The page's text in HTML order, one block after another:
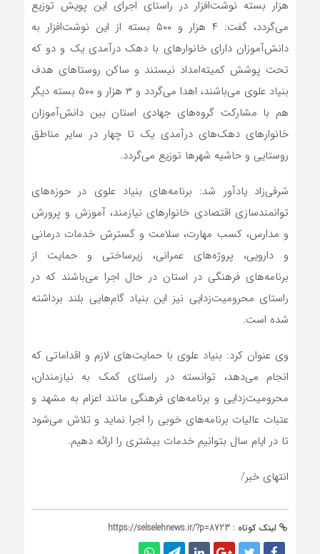
هزار بسته نوشت‌افزار در راستای اجرای این پویش توزیع
می‌گردد، گفت: ۴ هزار و ۵۰۰ بسته از این نوشت‌افزار به
دانش‌آموزان دارای خانوارهای با دهک‌ درآمدی یک و دو که
تحت پوشش کمیته‌امداد نیستند و ساکن روستاهای هدف
بنیاد علوی می‌باشند، اهدا می‌گردد و ۳ هزار و ۵۰۰ بسته دیگر
هم با مشارکت گروه‌های جهادی استان بین دانش‌آموزان
خانوارهای دهک‌های درآمدی یک تا چهار در سایر مناطق
روستایی و حاشیه شهرها توزیع می‌گردد.
شرفی‌زاد یادآور شد: برنامه‌های بنیاد علوی در حوزه‌های
توانمندسازی اقتصادی خانوارهای نیازمند، آموزش و پرورش
و مدارس، کسب مهارت، سلامت و گسترش خدمات درمانی
و دارویی، پروژه‌های عمرانی، زیرساختی و حمایت از
برنامه‌های فرهنگی در استان در حال اجرا می‌باشند که در
راستای محرومیت‌زدایی نیز این بنیاد گام‌هایی بلند برداشته
شده است.
وی عنوان کرد: بنیاد علوی با حمایت‌های لازم و اقداماتی که
انجام می‌دهد، توانسته در راستای کمک به نیازمندان،
محرومیت‌زدایی و برنامه‌های فرهنگی مانند اعزام به مشهد و
عتبات عالیات برنامه‌های خوبی را اجرا نماید و تلاش می‌شود
تا در ایام سال بتوانیم خدمات بیشتری را ارائه دهیم.
انتهای خبر/
لینک کوتاه : https://selselehnews.ir/?p=8723